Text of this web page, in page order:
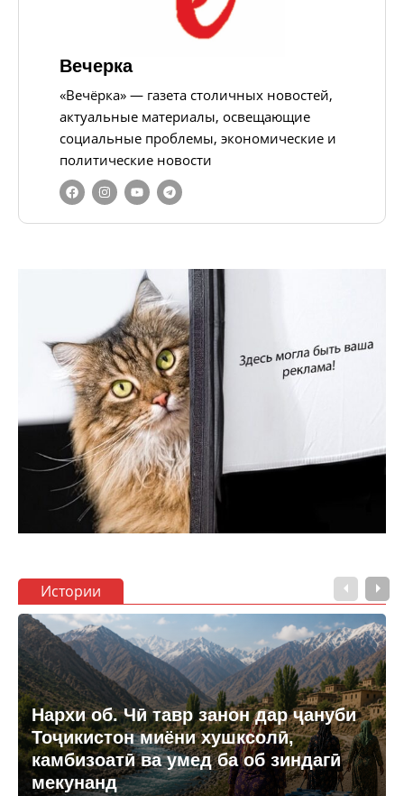
Вечерка
«Вечёрка» — газета столичных новостей,
актуальные материалы, освещающие
социальные проблемы, экономические и
политические новости
Истории
Нархи об. Чӣ тавр занон дар ҷануби
Тоҷикистон миёни хушксолӣ,
камбизоатӣ ва умед ба об зиндагӣ
мекунанд